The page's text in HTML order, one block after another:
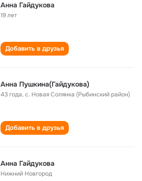
Анна Гайдукова
19 лет
Добавить в друзья
Анна Пушкина(Гайдукова)
43 года,с. Новая Солянка (Рыбинский район)
Добавить в друзья
Анна Гайдукова
Нижний Новгород